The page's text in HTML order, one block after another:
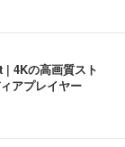
4Kの高画質スト
アプレイヤー